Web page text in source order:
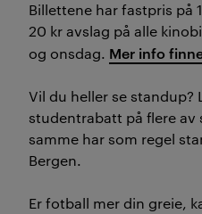
Billettene har fastpris på
20 kr avslag på alle
og onsdag. Mer info
Vil du heller se standup?
studentrabatt på flere av
samme har som regel
Bergen.
Er fotball mer din greie,